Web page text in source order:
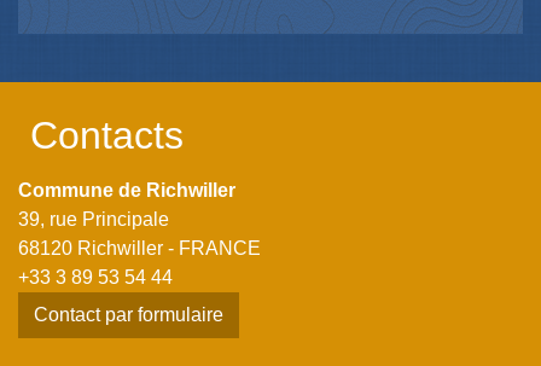
Contacts
Commune de Richwiller
39, rue Principale
68120 Richwiller - FRANCE
+33 3 89 53 54 44
Contact par formulaire